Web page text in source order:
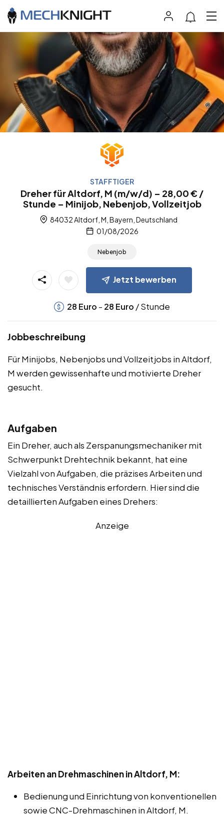
STAFFTIGER
Dreher für Altdorf, M (m/w/d) – 28,00 € /
Stunde – Minijob, Nebenjob, Vollzeitjob
84032 Altdorf, M, Bayern, Deutschland
01/08/2026
Nebenjob
Jetzt bewerben
28 Euro - 28 Euro / Stunde
Jobbeschreibung
Für Minijobs, Nebenjobs und Vollzeitjobs in Altdorf,
M werden gewissenhafte und motivierte Dreher
gesucht.
Aufgaben
Ein Dreher, auch als Zerspanungsmechaniker mit
Schwerpunkt Drehtechnik bekannt, hat eine
Vielzahl von Aufgaben, die präzises Arbeiten und
technisches Verständnis erfordern. Hier sind die
detaillierten Aufgaben eines Drehers:
Anzeige
Arbeiten an Drehmaschinen in Altdorf, M:
Bedienung und Einrichtung von konventionellen
sowie CNC-Drehmaschinen in Altdorf, M.